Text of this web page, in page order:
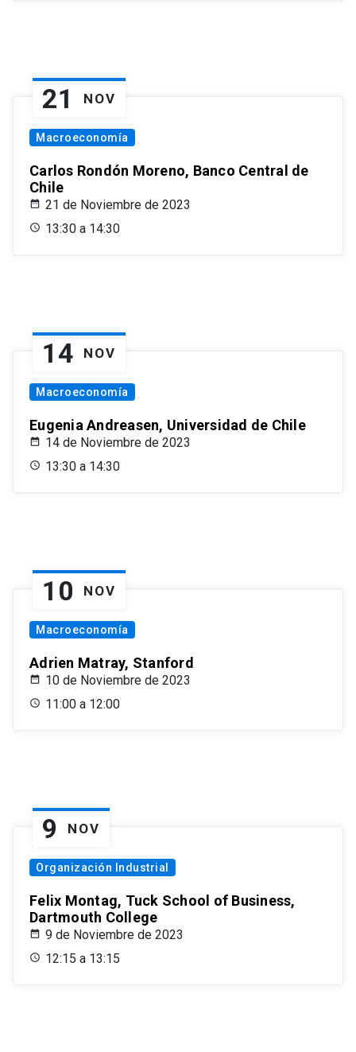
21 NOV
Macroeconomía
Carlos Rondón Moreno, Banco Central de
Chile
21 de Noviembre de 2023
13:30 a 14:30
14 NOV
Macroeconomía
Eugenia Andreasen, Universidad de Chile
14 de Noviembre de 2023
13:30 a 14:30
10 NOV
Macroeconomía
Adrien Matray, Stanford
10 de Noviembre de 2023
11:00 a 12:00
9 NOV
Organización Industrial
Felix Montag, Tuck School of Business,
Dartmouth College
9 de Noviembre de 2023
12:15 a 13:15